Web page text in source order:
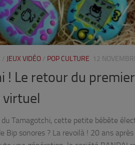
/ JEUX VIDÉO / POP CULTURE 12
! Le retour du
virtuel
du Tamagotchi, cette petite bébête
Bip sonores ? La revoilà ! 20 ans